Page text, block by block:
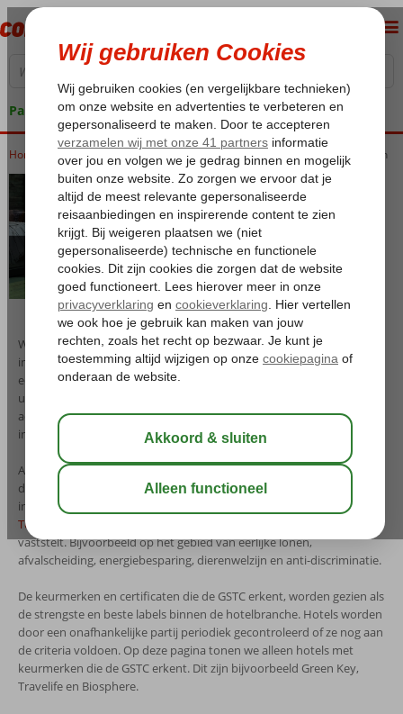
Pakketgarantie
Home Hotels met een GSTC erkend duurzaamheidscertificaat | Corendon
Wil je bij het plannen van je vakantie rekening houden met de
impact op mens en milieu? Kies dan voor een accommodatie met
een erkend duurzaamheidscertificaat of kijk
uitstoot van een vlucht kan verminderen. Je vindt deze
accommodaties onderaan deze pagina, dus kijk snel verder voor
informatie, prijzen en beschikbaarheid
Als een accommodatie een erkend certificaat heeft gekregen voor
duurzaamheid, houdt dat in dat het hotel voldoet aan de hoogste
internationale standaarden en afspraken. De
Global Sustainable
Tourism Council (GSTC)
vaststelt. Bijvoorbeeld op het gebied van eerlijke lonen,
afvalscheiding, energiebesparing, dierenwelzijn en anti-discriminatie.
De keurmerken en certificaten die de GSTC erkent, worden gezien als
de strengste en beste labels binnen de hotelbranche. Hotels worden
door een onafhankelijke partij periodiek gecontroleerd of ze nog aan
de criteria voldoen. Op deze pagina tonen we alleen hotels met
keurmerken die de GSTC erkent. Dit zijn bijvoorbeeld Green Key,
Travelife en Biosphere.